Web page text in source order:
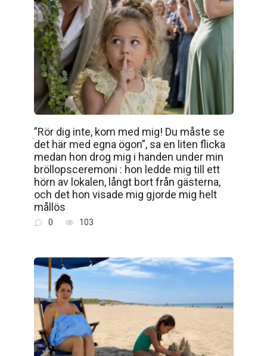
”Rör dig inte, kom med mig! Du måste se
det här med egna ögon”, sa en liten flicka
medan hon drog mig i handen under min
bröllopsceremoni : hon ledde mig till ett
hörn av lokalen, långt bort från gästerna,
och det hon visade mig gjorde mig helt
mållös
0 103